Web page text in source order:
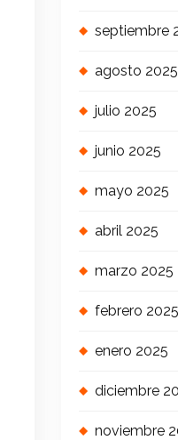
septiembre
agosto 2025
julio 2025
junio 2025
mayo 2025
abril 2025
marzo 2025
febrero 2025
enero 2025
diciembre
noviembre